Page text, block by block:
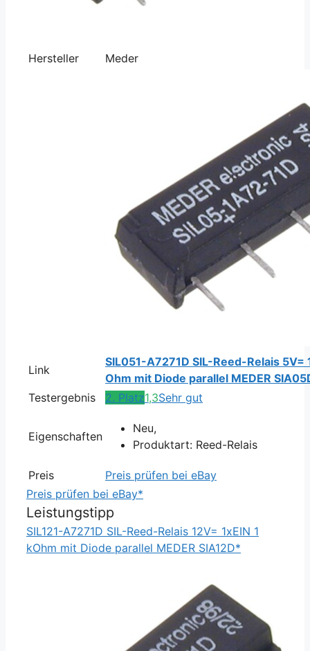
Hersteller Meder
Link
SIL051-A7271D SIL-Reed-Relais 5V=
Ohm mit Diode parallel MEDER
Testergebnis
2. Platz1,3Sehr gut
Eigenschaften
Neu,
Produktart: Reed-Relais
Preis
Preis prüfen bei eBay
Preis prüfen bei eBay*
Leistungstipp
SIL121-A7271D SIL-Reed-Relais 12V= 1xEIN 1
kOhm mit Diode parallel MEDER SIA12D*